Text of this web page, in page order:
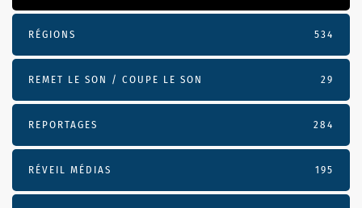
RÉGIONS 534
REMET LE SON / COUPE LE SON 29
REPORTAGES 284
RÉVEIL MÉDIAS 195